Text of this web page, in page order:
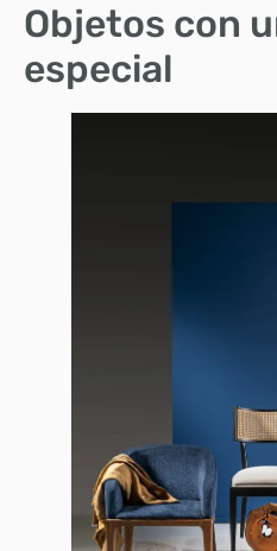
Objetos con
especial